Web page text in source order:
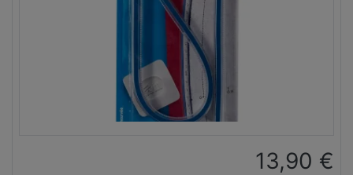
13,90 €